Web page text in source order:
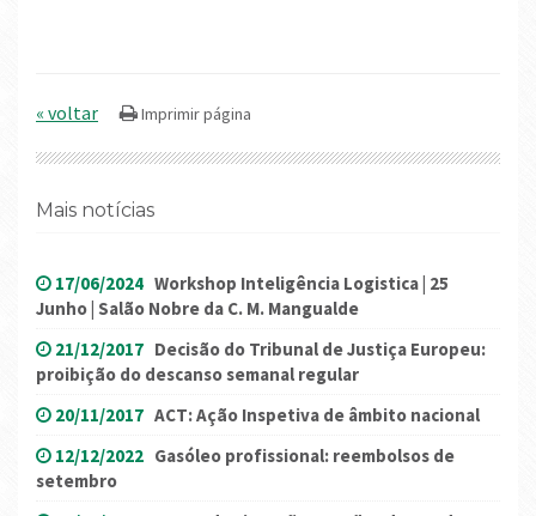
« voltar
Mais notícias
17/06/2024 Workshop Inteligência Logistica | 25
Junho | Salão Nobre da C. M. Mangualde
21/12/2017 Decisão do Tribunal de Justiça Europeu:
proibição do descanso semanal regular
20/11/2017 ACT: Ação Inspetiva de âmbito nacional
12/12/2022 Gasóleo profissional: reembolsos de
setembro